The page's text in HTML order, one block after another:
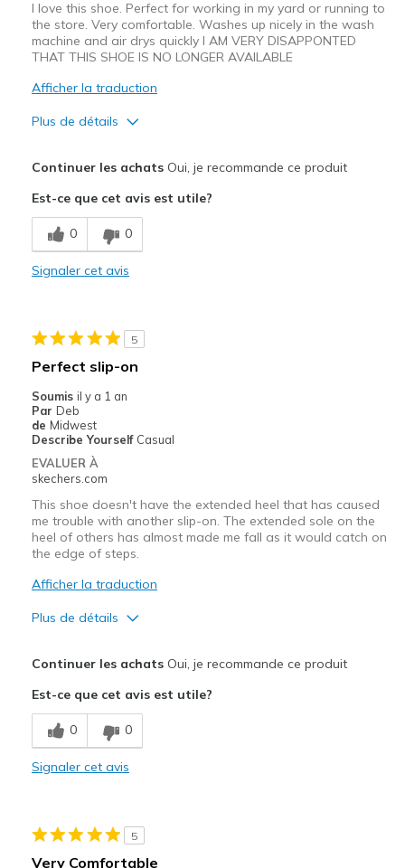
I love this shoe. Perfect for working in my yard or running to
the store. Very comfortable. Washes up nicely in the wash
machine and air drys quickly I AM VERY DISAPPONTED
THAT THIS SHOE IS NO LONGER AVAILABLE
Afficher la traduction
Plus de détails
Les meilleures utilisations
Casual Wear
View On Shoes
I'm Into Shoes
Continuer les achatsOui, je recommande ce produit
Est-ce que cet avis est utile?
0 0
Signaler cet avis
5
Perfect slip-on
Soumis il y a 1 an
Par Deb
de Midwest
Describe Yourself Casual
EVALUER À
skechers.com
This shoe doesn't have the extended heel that has caused
me trouble with another slip-on. The extended sole on the
heel of others has almost made me fall as it would catch on
the edge of steps.
Afficher la traduction
Plus de détails
Breathe Well
Comfortable
Travel
Continuer les achatsOui, je recommande ce produit
Est-ce que cet avis est utile?
0 0
Signaler cet avis
5
Very Comfortable